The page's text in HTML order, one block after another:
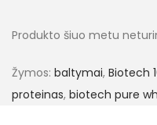
Produkto šiuo metu
Žymos: baltymai, Biotech
proteinas, biotech pure